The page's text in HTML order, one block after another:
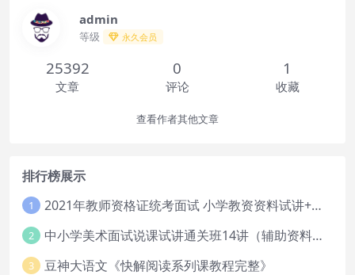
admin
等级 永久会员
25392
文章
0
评论
1
收藏
查看作者其他文章
排行榜展示
1 2021年教师资格证统考面试 小学教资资料试讲+答辩
2 中小学美术面试说课试讲通关班14讲（辅助资料第一套）
3 豆神大语文《快解阅读系列课教程完整》